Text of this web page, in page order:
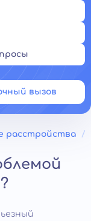
вызов
расстройства